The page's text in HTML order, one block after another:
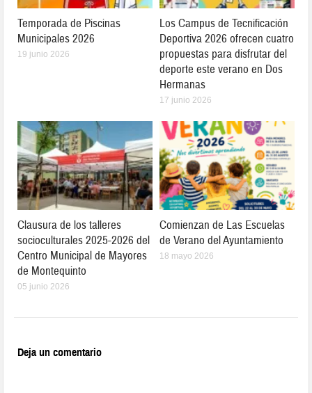
Temporada de Piscinas
Municipales 2026
19 junio 2026
Los Campus de Tecnificación
Deportiva 2026 ofrecen cuatro
propuestas para disfrutar del
deporte este verano en Dos
Hermanas
17 junio 2026
Clausura de los talleres
socioculturales 2025-2026 del
Centro Municipal de Mayores
de Montequinto
05 junio 2026
Comienzan de Las Escuelas
de Verano del Ayuntamiento
18 mayo 2026
Deja un comentario